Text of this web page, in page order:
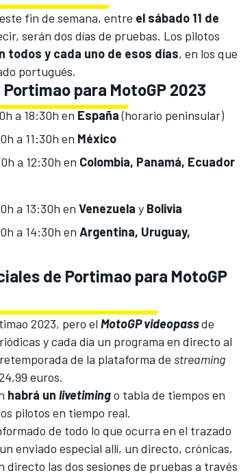
fin de semana, entre el sábado 11 de
serán dos días de pruebas. Los pilotos
todos y cada uno de esos días, en los que
portugués.
para MotoGP 2023
a 18:30h en España(horario peninsular)
a 11:30h en México
a 12:30h en Colombia, Panamá, Ecuador
a 13:30h en Venezuela y Bolivia
a 14:30h en Argentina, Uruguay,
de Portimao para MotoGP
2023, pero el MotoGP videopassde
y cada día un programa en directo al
de la plataforma de streaming
euros.
habrá un livetimingo tabla de tiempos en
pilotos en tiempo real.
de todo lo que ocurra en el trazado
enviado especial allí, un directo, crónicas,
las dos sesiones de pruebas a través